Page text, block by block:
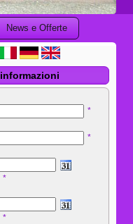
News e Offerte
*
*
*
*